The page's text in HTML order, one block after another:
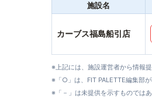
施設名
カーブス福島船引店
※上記には、施設運営者から情報
※「○」は、FIT PALETTE編集部
※「－」は未提供を示すものでは